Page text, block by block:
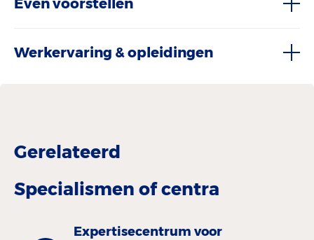
Even voorstellen
Werkervaring & opleidingen
Gerelateerd
Specialismen of centra
Expertisecentrum voor